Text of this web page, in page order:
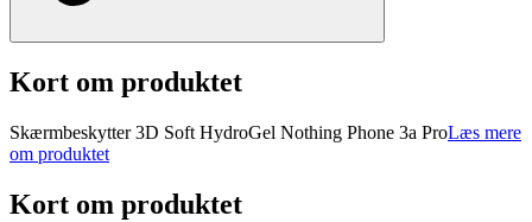
Kort om produktet
Skærmbeskytter 3D Soft HydroGel Nothing Phone 3a ProLæs mere
om produktet
Kort om produktet